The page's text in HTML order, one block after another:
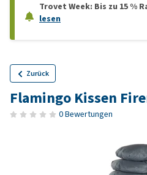
Trovet Week: Bis zu 15 %
lesen
Zurück
Flamingo Kissen
0 Bewertungen